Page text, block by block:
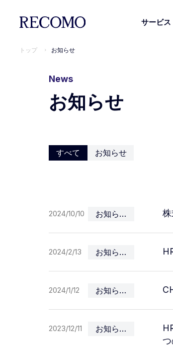
サービス
CHROカレッジ
トップ お知らせ
News
お知らせ
すべて お知らせ
2024/10/10 お知らせ
2024/2/13 お知らせ
2024/1/12 お知らせ
2023/12/11 お知らせ
つ